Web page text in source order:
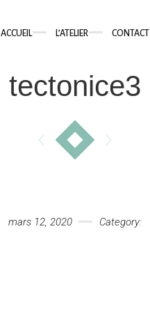
ACCUEIL L’ATELIER CONTACT
tectonice3
mars 12, 2020 Category: